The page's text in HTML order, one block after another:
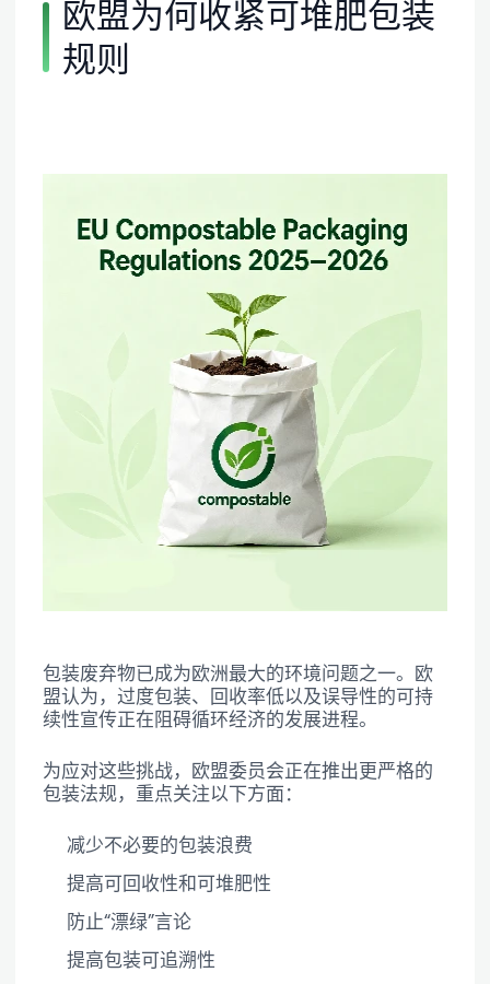
欧盟为何收紧可堆肥包装
规则
包装废弃物已成为欧洲最大的环境问题之一。欧
盟认为，过度包装、回收率低以及误导性的可持
续性宣传正在阻碍循环经济的发展进程。
为应对这些挑战，欧盟委员会正在推出更严格的
包装法规，重点关注以下方面：
减少不必要的包装浪费
提高可回收性和可堆肥性
防止“漂绿”言论
提高包装可追溯性